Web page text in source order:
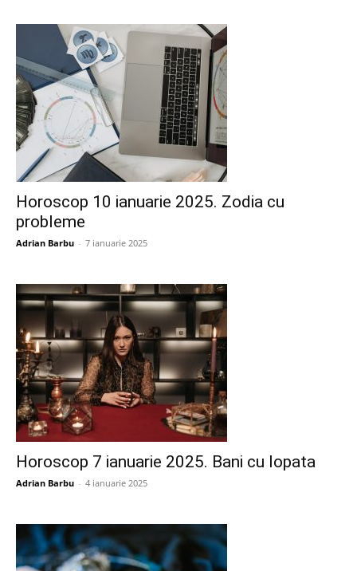
Horoscop 10 ianuarie 2025. Zodia cu
probleme
Adrian Barbu - 7 ianuarie 2025
Horoscop 7 ianuarie 2025. Bani cu lopata
Adrian Barbu - 4 ianuarie 2025